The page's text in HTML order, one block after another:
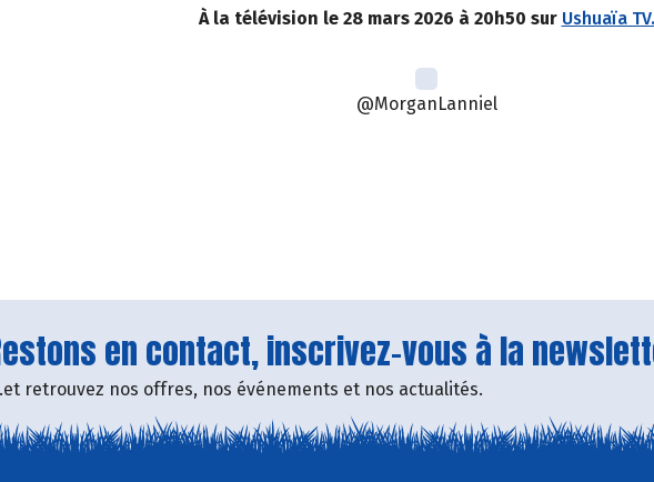
À la télévision le 28 mars 2026 à 20h50 sur Ushuaïa TV.
@MorganLanniel
en contact, inscrivez-vous à la
retrouvez nos offres, nos événements et nos actualités.